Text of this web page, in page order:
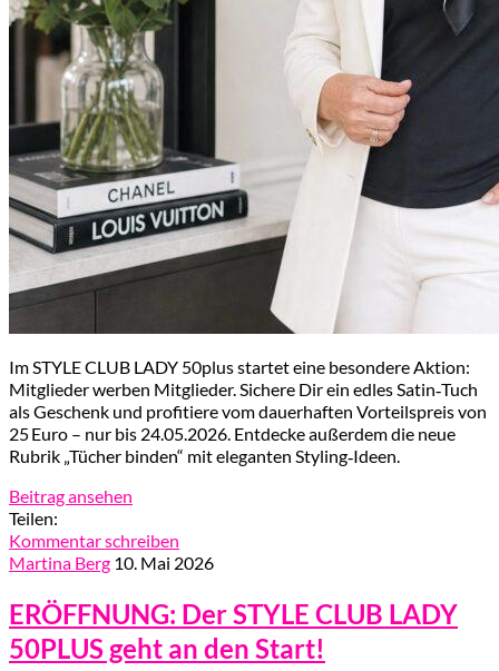
Im STYLE CLUB LADY 50plus startet eine besondere Aktion:
Mitglieder werben Mitglieder. Sichere Dir ein edles Satin‑Tuch
als Geschenk und profitiere vom dauerhaften Vorteilspreis von
25 Euro – nur bis 24.05.2026. Entdecke außerdem die neue
Rubrik „Tücher binden“ mit eleganten Styling‑Ideen.
Beitrag ansehen
Teilen:
Kommentar schreiben
Martina Berg 10. Mai 2026
ERÖFFNUNG: Der STYLE CLUB LADY
50PLUS geht an den Start!